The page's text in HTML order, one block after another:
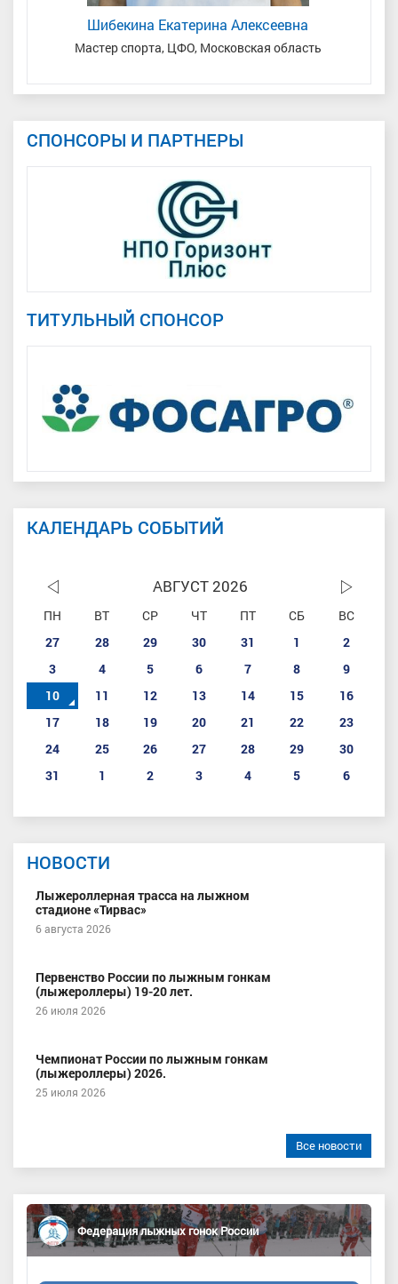
Шибекина Екатерина Алексеевна
Мастер спорта, ЦФО, Московская область
СПОНСОРЫ И ПАРТНЕРЫ
ТИТУЛЬНЫЙ СПОНСОР
КАЛЕНДАРЬ СОБЫТИЙ
АВГУСТ 2026
ПН ВТ СР ЧТ ПТ СБ
ВС
27
28 29 30 31 1
2
3
4 5 6 7 8
9
10
11 12 13 14 15
16
17
18 19 20 21 22
23
24
25 26 27 28 29
30
31
1 2 3 4 5 6
НОВОСТИ
Лыжероллерная трасса на лыжном
стадионе «Тирвас»
6 августа 2026
Первенство России по лыжным гонкам
(лыжероллеры) 19-20 лет.
26 июля 2026
Чемпионат России по лыжным гонкам
(лыжероллеры) 2026.
25 июля 2026
Все новости
Федерация лыжных гонок России